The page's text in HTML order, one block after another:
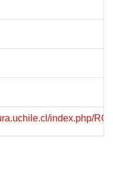
index.php/